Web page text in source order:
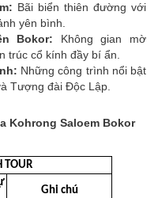
Bãi biển thiên đường với
yên bình.
Bokor: Không gian mờ
trúc cổ kính đầy bí ẩn.
Những công trình nổi bật
Tượng đài Độc Lập.
Kohrong Saloem Bokor
TOUR
Ghi chú